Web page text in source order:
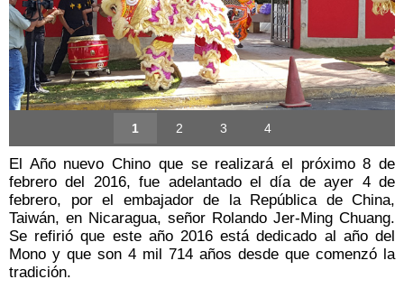
1 2 3 4
El Año nuevo Chino que se realizará el próximo 8 de
febrero del 2016, fue adelantado el día de ayer 4 de
febrero, por el embajador de la República de China,
Taiwán, en Nicaragua, señor Rolando Jer-Ming Chuang.
Se refirió que este año 2016 está dedicado al año del
Mono y que son 4 mil 714 años desde que comenzó la
tradición.